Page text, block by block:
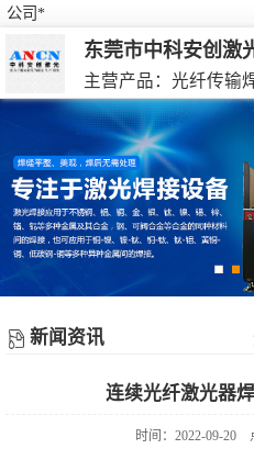
公司*
东莞市中科安创激
新闻资讯
连续光纤激光器
时间：2022-09-20
激光焊接机
激光打标机
激光切割机